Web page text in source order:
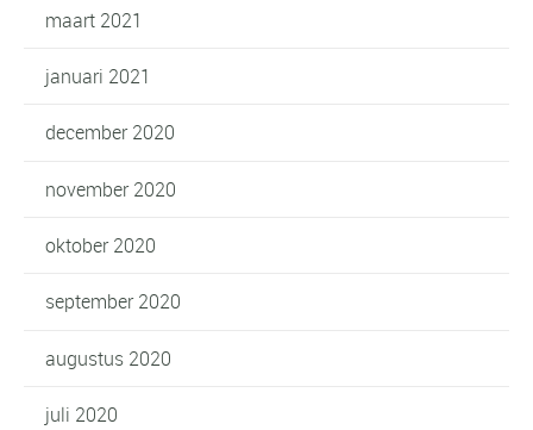
maart 2021
januari 2021
december 2020
november 2020
oktober 2020
september 2020
augustus 2020
juli 2020